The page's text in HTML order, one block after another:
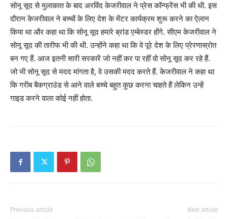
सोनू सूद से मुलाकात के बाद अरविंद केजरीवाल ने प्रेस कॉन्फ्रेंस भी की थी. इस
दौरान केजरीवाल ने बच्चों के लिए देश के मेंटर कार्यक्रम शुरू करने का ऐलान
किया था और कहा था कि सोनू सूद हमारे ब्रांड एम्बेस्डर होंगे. सीएम केजरीवाल ने
सोनू सूद की तारीफ भी की थी. उन्होंने कहा था कि वे पूरे देश के लिए प्रेरणास्रोत
बन गए हैं. आज इतनी सारी सरकारें जो नहीं कर पा रहीं वो सोनू सूद कर रहे हैं.
जो भी सोनू सूद से मदद मांगता है, वे उसकी मदद करते हैं. केजरीवाल ने कहा था
कि गरीब बैकग्राउंड से आने वाले बच्चे बहुत कुछ करना चाहते हैं लेकिन उन्हें
गाइड करने वाला कोई नहीं होता.
Previous article Next article